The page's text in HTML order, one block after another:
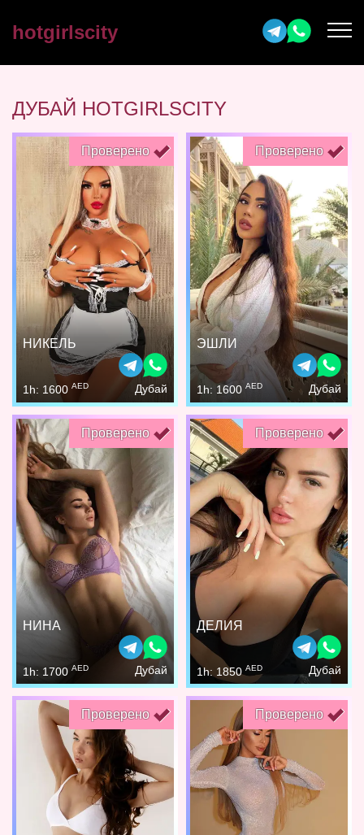
hotgirlscity
ДУБАЙ HOTGIRLSCITY
Проверено
НИКЕЛЬ
1h: 1600 AED Дубай
Проверено
ЭШЛИ
1h: 1600 AED Дубай
Проверено
НИНА
1h: 1700 AED Дубай
Проверено
ДЕЛИЯ
1h: 1850 AED Дубай
Проверено Проверено